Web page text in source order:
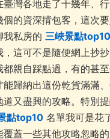
臺灣各地走了十幾年、
個的資深揹包客，這次
我私房的 三峽景點top10
這可不是隨便網上抄抄
都親自踩點過，有的甚
能歸納出這份乾貨滿滿
又盡興的攻略。特別提
點top10 名單我可是花
覆蓋一些其他攻略忽略